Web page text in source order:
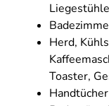
Herd,
Toaster,